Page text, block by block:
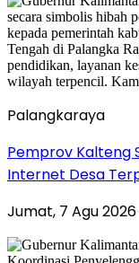
Palangkaraya
Pemprov Kalteng
Internet Desa
Jumat, 7 Agu 2026